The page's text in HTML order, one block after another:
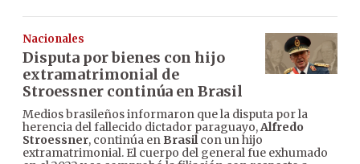
Nacionales
Disputa por bienes con hijo
extramatrimonial de
Stroessner continúa en Brasil
Medios brasileños informaron que la disputa por la
herencia del fallecido dictador paraguayo,Alfredo
Stroessner, continúa en Brasilcon un hijo
extramatrimonial. El cuerpo del general fue exhumado